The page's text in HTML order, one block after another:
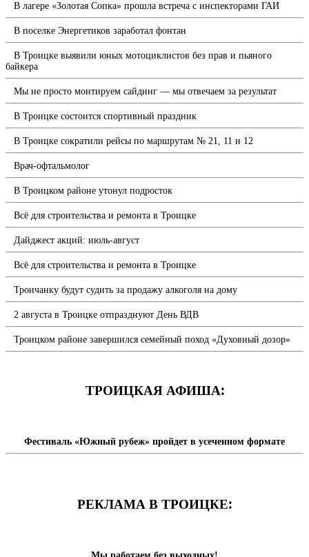
В лагере «Золотая Сопка» прошла встреча с инспекторами ГАИ
В поселке Энергетиков заработал фонтан
В Троицке выявили юных мотоциклистов без прав и пьяного
байкера
Мы не просто монтируем сайдинг — мы отвечаем за результат
В Троицке состоится спортивный праздник
В Троицке сократили рейсы по маршрутам № 21, 11 и 12
Врач-офтальмолог
В Троицком районе утонул подросток
Всё для строительства и ремонта в Троицке
Дайджест акций: июль-август
Всё для строительства и ремонта в Троицке
Троичанку будут судить за продажу алкоголя на дому
2 августа в Троицке отпразднуют День ВДВ
Троицком районе завершился семейный поход «Духовный дозор»
ТРОИЦКАЯ АФИША:
Фестиваль «Южный рубеж» пройдет в усеченном формате
РЕКЛАМА В ТРОИЦКЕ: